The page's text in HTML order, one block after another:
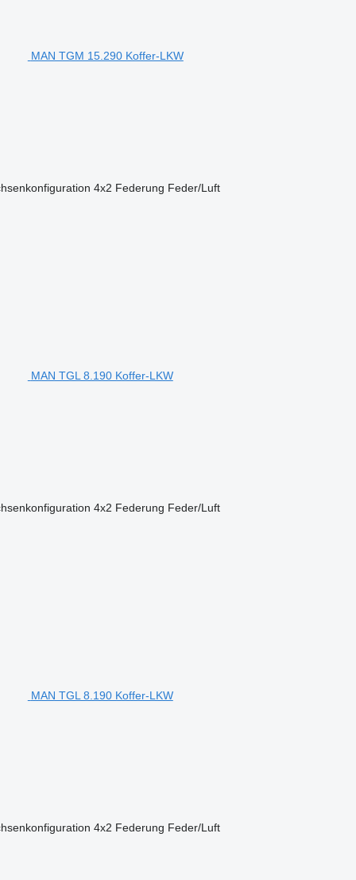
MAN TGM 15.290 Koffer-LKW
4x2 Federung Feder/Luft
MAN TGL 8.190 Koffer-LKW
4x2 Federung Feder/Luft
MAN TGL 8.190 Koffer-LKW
4x2 Federung Feder/Luft